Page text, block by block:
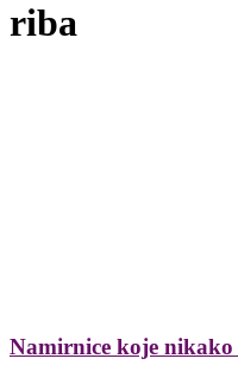
riba
Namirnice koje nikako